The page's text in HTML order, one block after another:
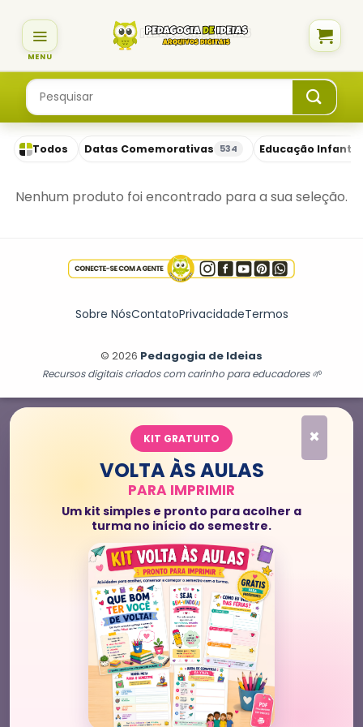
content
Pesquisar
por:
Todos Datas Comemorativas 534 Educação Infantil
Nenhum produto foi encontrado para a sua seleção.
Sobre NósContatoPrivacidadeTermos
© 2026 Pedagogia de Ideias
Recursos digitais criados com carinho para educadores 🌱
×
KIT GRATUITO
VOLTA ÀS AULAS
PARA IMPRIMIR
Um kit simples e pronto para acolher a
turma no início do semestre.